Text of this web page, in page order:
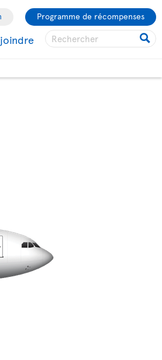
Programme de récompenses